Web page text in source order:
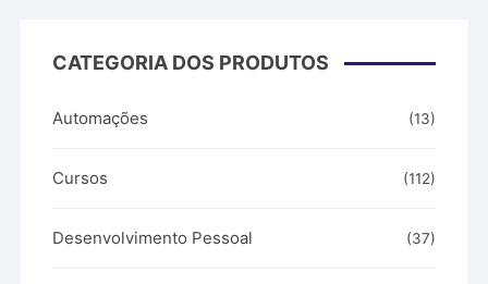
CATEGORIA DOS PRODUTOS
Automações (13)
Cursos (112)
Desenvolvimento Pessoal (37)